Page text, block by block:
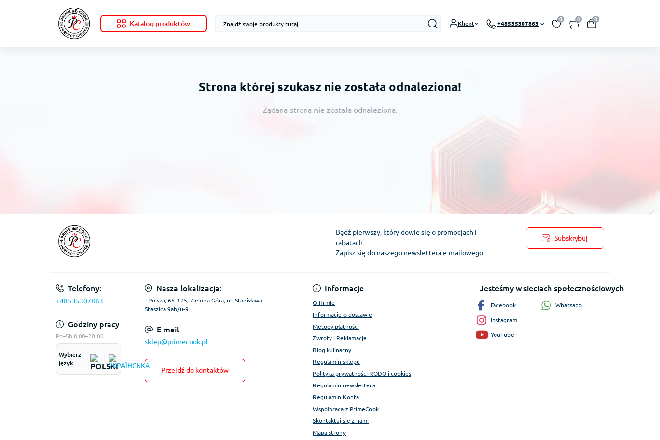
Katalog produktów Klient +48535307863
0 0 0
Strona której szukasz nie została odnaleziona!
Żądana strona nie została odnaleziona.
Bądź pierwszy, który dowie się o promocjach i
rabatach
Zapisz się do naszego newslettera e-mailowego
Subskrybuj
Regulamin Konta
Telefony:
+48535307863
Godziny pracy
Pn–Sb 8:00–20:00
Wybierz
język
Nasza lokalizacja:
- Polska, 65-175, Zielona Góra, ul. Stanisława
Staszica 9ab/u-9
E-mail
sklep@primecook.pl
Przejdź do kontaktów
Informacje
O firmie
Informacje o dostawie
Metody płatności
Zwroty i Reklamacje
Blog kulinarny
Regulamin sklepu
Polityka prywatności RODO i cookies
Regulamin newslettera
Regulamin Konta
Współpraca z PrimeCook
Skontaktuj się z nami
Mapa strony
Jesteśmy w sieciach społecznościowych
Facebook
Instagram
YouTube
Whatsapp